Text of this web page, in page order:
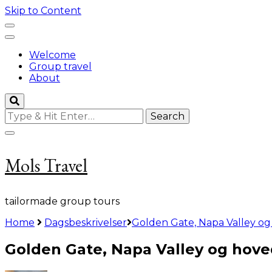
Skip to Content
Welcome
Group travel
About
Looking
for
Something?
Mols Travel
tailormade group tours
Home
Dagsbeskrivelser Golden Gate, Napa Valley
Golden Gate, Napa Valley og